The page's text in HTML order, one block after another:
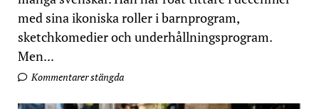
med sina ikoniska roller i barnprogram,
sketchkomedier och underhållningsprogram.
Men...
Kommentarer stängda